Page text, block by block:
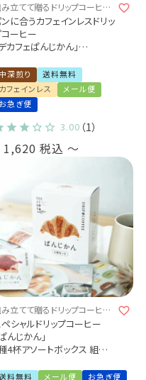
立てて贈るドリップコーヒー
ギフト♪
に合うカフェインレスドリッ
ーヒー
カフェぱんじかん」
キット
ギフト メール便 送料無料
身で作るキットをお届け♪
ずパンに合う珈琲
やつパンに合う珈琲
中深煎り
送料無料
カフェインレス
メール便
お急ぎ便
3.00 （1）
1,620 税込 〜
立てて贈るドリップコーヒー
ギフト♪
シャルドリップコーヒー
んじかん」
4杯アソートボックス 組み
ギフト メール便 送料無料
料無料 メール便
お急ぎ便